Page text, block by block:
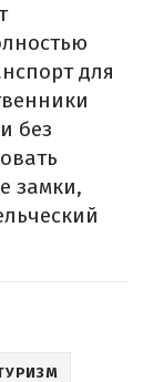
для
без
замки,